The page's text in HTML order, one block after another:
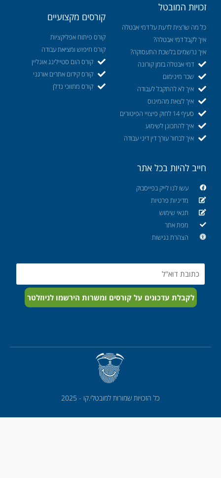
זכויות המובטל
כל מה שרצית לדעת על דמי אבטלה
איך לקבל דמי אבטלה?
איך נרשמים בלשכת התעסוקה?
דמי אבטלה בזמן קורונה
שכר מינימום
איך לא להתקבל לעבודה
איך לצאת מהמינוס
סעיף 14 לחוק פיצויי הפיטורים
איך להתכונן לשימוע
איך לבחור עורך דין דיני עבודה
קורסים מקצועיים
קורס פיתוח אפליקציות
קורס חיפוש ומציאת עבודה
קורס הום סטיילינג אונליין
קורס קידום אתרים אורגני
קורס מתווכי נדלן
חייב להיות בכל אתר
עשו לנו לייק בפייסבוק
מדיניות פרטיות
תנאי שימוש
מפת אתר
הצהרת נגישות
Email
לקבלת עדכונים על קורסים ומשרות הירשמו לניוזלטר
כל הזכויות שמורות למובטלי.קו - 2025